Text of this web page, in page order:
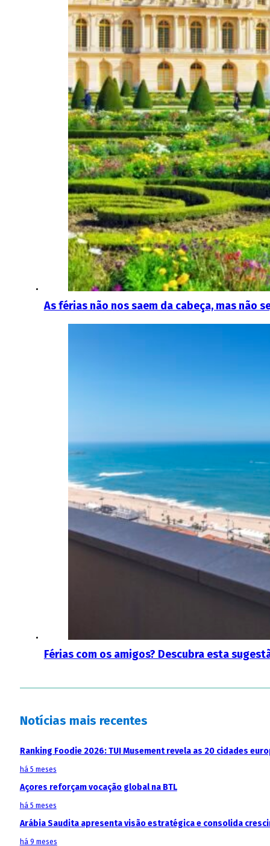
As férias não nos saem da cabeça, mas não
Férias com os amigos? Descubra esta
Notícias mais recentes
Ranking Foodie 2026: TUI Musement revela as 20 cidades
há 5 meses
Açores reforçam vocação global na BTL
há 5 meses
Arábia Saudita apresenta visão estratégica e consolida
há 9 meses